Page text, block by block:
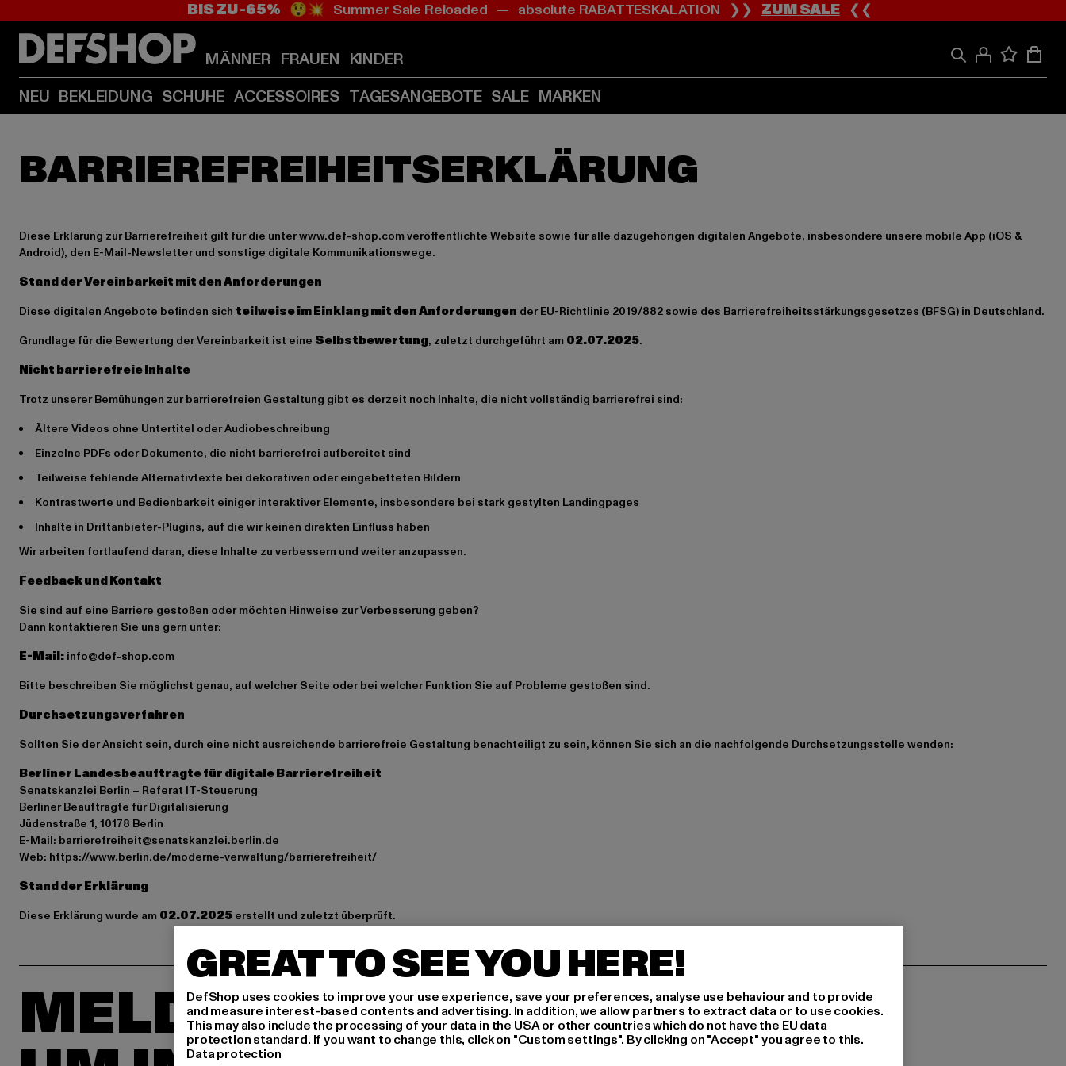
Zum
(Enter
drücken)
Zum
(Enter
drücken)
BIS ZU -65% 😲💥 Summer Sale Reloaded — absolute RABATTESKALATION ❯❯ZUM SALE❮❮
MÄNNER FRAUEN KINDER
NEU BEKLEIDUNG SCHUHE ACCESSOIRES TAGESANGEBOTE SALE MARKEN
Diese Erklärung zur Barrierefreiheit gilt für die unterwww.def-shop.comveröffentlichte Website sowie für alle dazugehörigen digitalen Angebote, insbesondere unsere mobile App (iOS &
Android), den E-Mail-Newsletter und sonstige digitale Kommunikationswege.
Stand der Vereinbarkeit mit den Anforderungen
Diese digitalen Angebote befinden sich teilweise im Einklang mit den Anforderungen der EU-Richtlinie 2019/882 sowie des Barrierefreiheitsstärkungsgesetzes (BFSG) in Deutschland.
Grundlage für die Bewertung der Vereinbarkeit ist eine Selbstbewertung, zuletzt durchgeführt am 02.07.2025.
Nicht barrierefreie Inhalte
Trotz unserer Bemühungen zur barrierefreien Gestaltung gibt es derzeit noch Inhalte, die nicht vollständig barrierefrei sind:
Ältere Videos ohne Untertitel oder Audiobeschreibung
Einzelne PDFs oder Dokumente, die nicht barrierefrei aufbereitet sind
Teilweise fehlende Alternativtexte bei dekorativen oder eingebetteten Bildern
Kontrastwerte und Bedienbarkeit einiger interaktiver Elemente, insbesondere bei stark gestylten Landingpages
Inhalte in Drittanbieter-Plugins, auf die wir keinen direkten Einfluss haben
Wir arbeiten fortlaufend daran, diese Inhalte zu verbessern und weiter anzupassen.
Feedback und Kontakt
Sie sind auf eine Barriere gestoßen oder möchten Hinweise zur Verbesserung geben?
Dann kontaktieren Sie uns gern unter:
E-Mail: info@def-shop.com
Bitte beschreiben Sie möglichst genau, auf welcher Seite oder bei welcher Funktion Sie auf Probleme gestoßen sind.
Durchsetzungsverfahren
Sollten Sie der Ansicht sein, durch eine nicht ausreichende barrierefreie Gestaltung benachteiligt zu sein, können Sie sich an die nachfolgende Durchsetzungsstelle wenden:
Berliner Landesbeauftragte für digitale Barrierefreiheit
Senatskanzlei Berlin – Referat IT-Steuerung
Berliner Beauftragte für Digitalisierung
Jüdenstraße 1, 10178 Berlin
E-Mail: barrierefreiheit@senatskanzlei.berlin.de
Web: https://www.berlin.de/moderne-verwaltung/barrierefreiheit/
Stand der Erklärung
Diese Erklärung wurde am 02.07.2025 erstellt und zuletzt überprüft.
MELDE DICH AN,
GREAT TO SEE YOU HERE!
DefShop uses cookies to improve your use experience, save your preferences, analyse use behaviour and to provide
and measure interest-based contents and advertising. In addition, we allow partners to extract data or to use cookies.
This may also include the processing of your data in the USA or other countries which do not have the EU data
protection standard. If you want to change this, click on "Custom settings". By clicking on "Accept" you agree to this.
Data protection